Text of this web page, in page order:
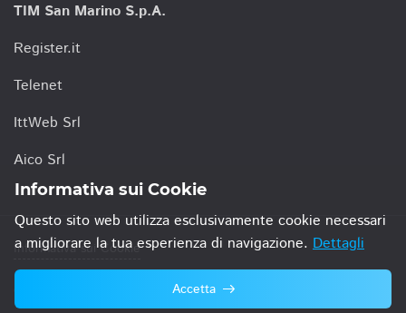
TIM San Marino S.p.A.
Register.it
Telenet
IttWeb Srl
Aico Srl
Informativa sui Cookie
© 2021 TIM San Marino S.p.A.
Informativa sui Cookie
Questo sito web utilizza esclusivamente cookie necessari
a migliorare la tua esperienza di navigazione. Dettagli
Accetta